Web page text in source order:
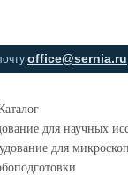
office@sernia.ru
для научных
для